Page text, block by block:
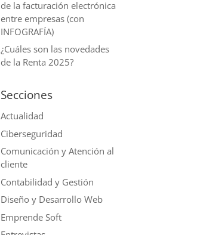
de la facturación electrónica
entre empresas (con
INFOGRAFÍA)
¿Cuáles son las novedades
de la Renta 2025?
Secciones
Actualidad
Ciberseguridad
Comunicación y Atención al
cliente
Contabilidad y Gestión
Diseño y Desarrollo Web
Emprende Soft